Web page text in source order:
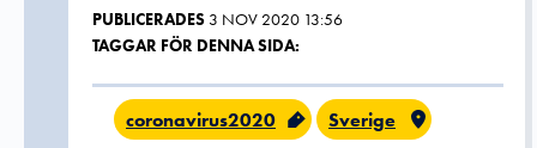
PUBLICERADES 3 NOV 2020 13:56
TAGGAR FÖR DENNA SIDA:
coronavirus2020 Sverige